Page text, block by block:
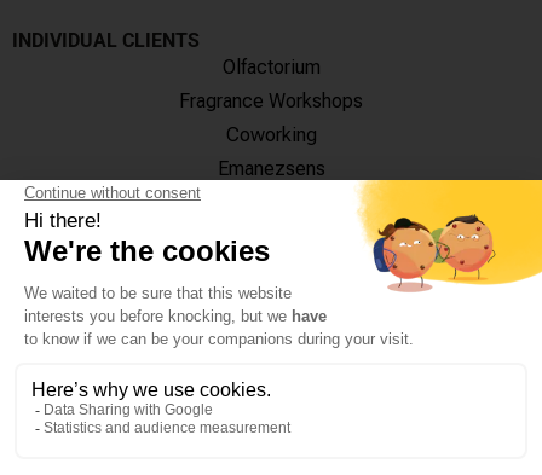
INDIVIDUAL CLIENTS
Olfactorium
Fragrance Workshops
Coworking
Emanezsens
OUR TRAINING CENTRES
Paris
75007 Paris
Monday – Friday : 9h - 13h / 14h - 18h
12 Rue Jean Ossola
06130 Grasse
Monday – Friday : 9h30 – 17h30